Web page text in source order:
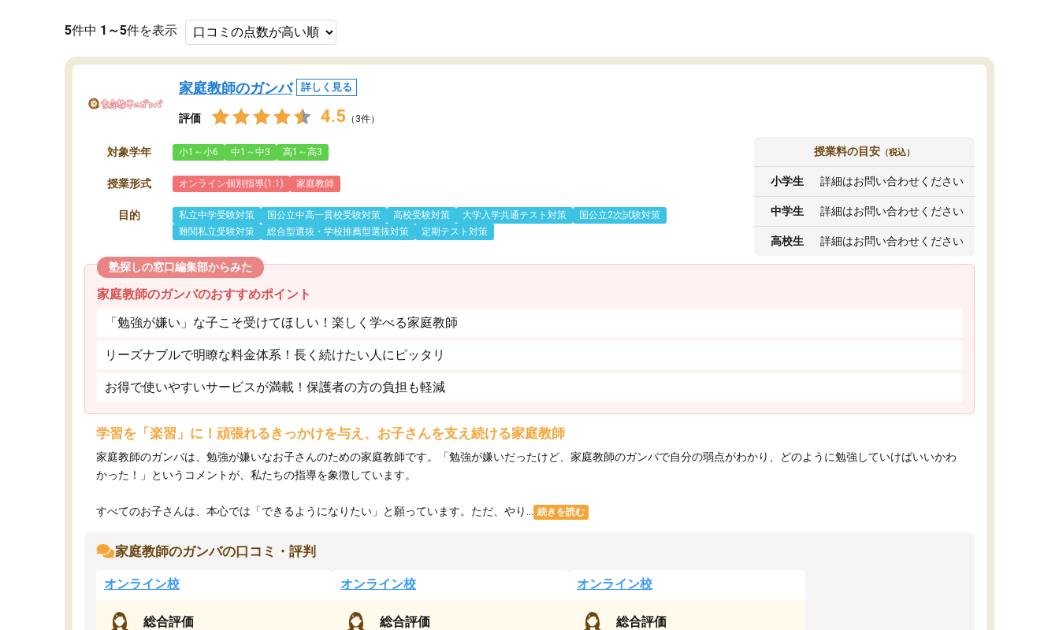
5件中 1～5件を表示
家庭教師のガンバ 詳しく見る
評価 4.5 （3件）
対象学年 小1～小6 中1～中3 高1～高3
授業形式 オンライン個別指導(1:1) 家庭教師
目的 私立中学受験対策 国公立中高一貫校受験対策 高校受験対策 大学入学共通テスト対策
国公立2次試験対策
難関私立受験対策
総合型選抜・学校推薦型選抜対策 定期テスト対策
授業料の目安 （税込）
小学生 詳細はお問い合わせください
中学生 詳細はお問い合わせください
高校生 詳細はお問い合わせください
塾探しの窓口編集部からみた
家庭教師のガンバのおすすめポイント
「勉強が嫌い」な子こそ受けてほしい！楽しく学べる家庭教師
リーズナブルで明瞭な料金体系！長く続けたい人にピッタリ
お得で使いやすいサービスが満載！保護者の方の負担も軽減
学習を「楽習」に！頑張れるきっかけを与え、お子さんを支え続ける家庭教師
家庭教師のガンバは、勉強が嫌いなお子さんのための家庭教師です。「勉強が嫌いだったけど、家庭教師のガンバで自分の弱点がわかり、どのように勉強していけばいいかわ
かった！」というコメントが、私たちの指導を象徴しています。
すべてのお子さんは、本心では「できるようになりたい」と願っています。ただ、やり... 続きを読む
家庭教師のガンバの口コミ・評判
オンライン校
総合評価
オンライン校
総合評価
オンライン校
総合評価